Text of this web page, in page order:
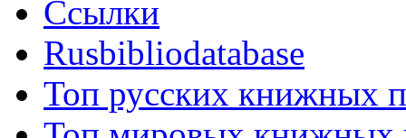
Ссылки
Rusbibliodatabase
Топ русских книжных